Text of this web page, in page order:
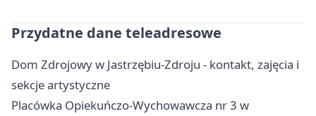
Przydatne dane teleadresowe
Dom Zdrojowy w Jastrzębiu-Zdroju - kontakt, zajęcia i
sekcje artystyczne
Placówka Opiekuńczo-Wychowawcza nr 3 w